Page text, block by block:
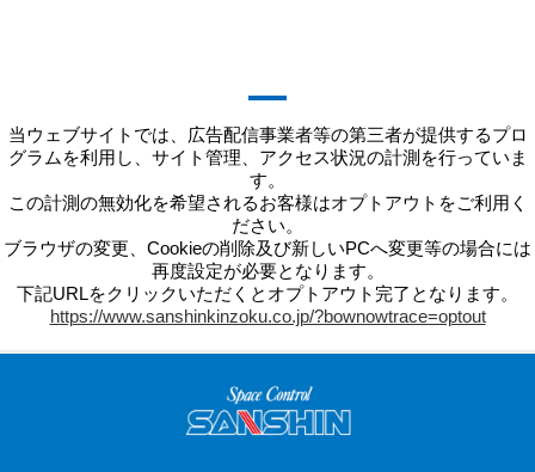
当ウェブサイトでは、広告配信事業者等の第三者が提供するプロ
グラムを利用し、サイト管理、アクセス状況の計測を行っていま
す。
この計測の無効化を希望されるお客様はオプトアウトをご利用く
ださい。
ブラウザの変更、Cookieの削除及び新しいPCへ変更等の場合には
再度設定が必要となります。
下記URLをクリックいただくとオプトアウト完了となります。
https://www.sanshinkinzoku.co.jp/?bownowtrace=optout